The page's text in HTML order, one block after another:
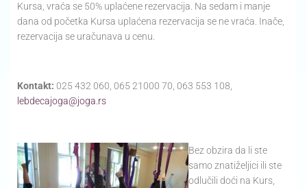
Kursa, vraća se 50% uplaćene rezervacija. Na sedam i manje
dana od početka Kursa uplaćena rezervacija se ne vraća. Inače,
rezervacija se uračunava u cenu.
Kontakt: 025 432 060, 065 21000 70, 063 553 108,
lebdecajoga@joga.rs
Bez obzira da li ste
samo znatiželjici ili ste
odlučili doći na Kurs,